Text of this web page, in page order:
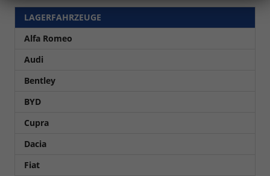
LAGERFAHRZEUGE
Alfa Romeo
Audi
Bentley
BYD
Cupra
Dacia
Fiat